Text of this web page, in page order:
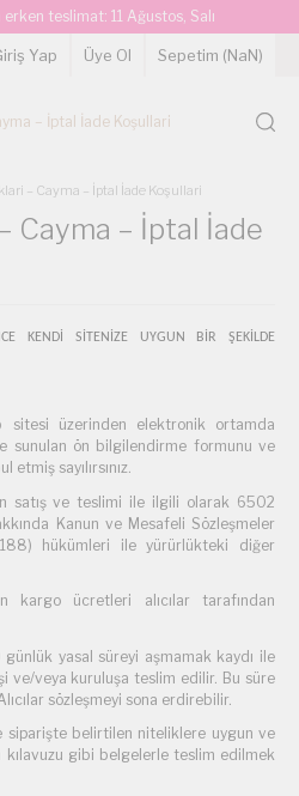
erken teslimat: 11 Ağustos, Salı
Yap Üye Ol Sepetim (NaN)
– Cayma – İptal İade Koşullari
Cayma – İptal İade
KENDİ SİTENİZE UYGUN BİR ŞEKİLDE
sitesi üzerinden elektronik ortamda
sunulan ön bilgilendirme formunu ve
sayılırsınız.
satış ve teslimi ile ilgili olarak 6502
Kanun ve Mesafeli Sözleşmeler
hükümleri ile yürürlükteki diğer
kargo ücretleri alıcılar tarafından
yasal süreyi aşmamak kaydı ile
ve/veya kuruluşa teslim edilir. Bu süre
sözleşmeyi sona erdirebilir.
siparişte belirtilen niteliklere uygun ve
gibi belgelerle teslim edilmek